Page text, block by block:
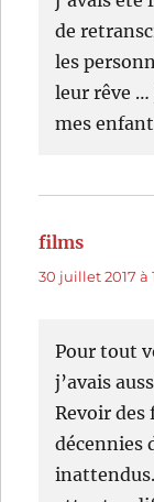
de
les
leur rêve …
mes
films
30 juillet 2017 à
Pour tout
j’avais
Revoir
décennies